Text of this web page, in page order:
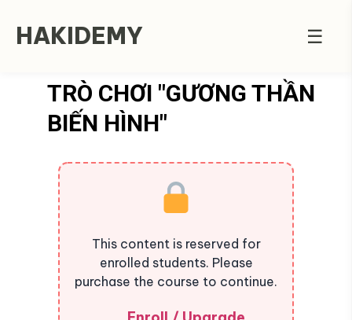
HAKIDEMY ☰
TRÒ CHƠI "GƯƠNG THẦN
BIẾN HÌNH"
This content is reserved for
enrolled students. Please
purchase the course to continue.